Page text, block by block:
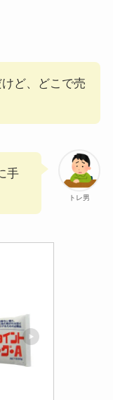
ど、どこで売
トレ男
手